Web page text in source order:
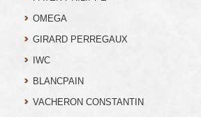
OMEGA
GIRARD PERREGAUX
IWC
BLANCPAIN
VACHERON CONSTANTIN